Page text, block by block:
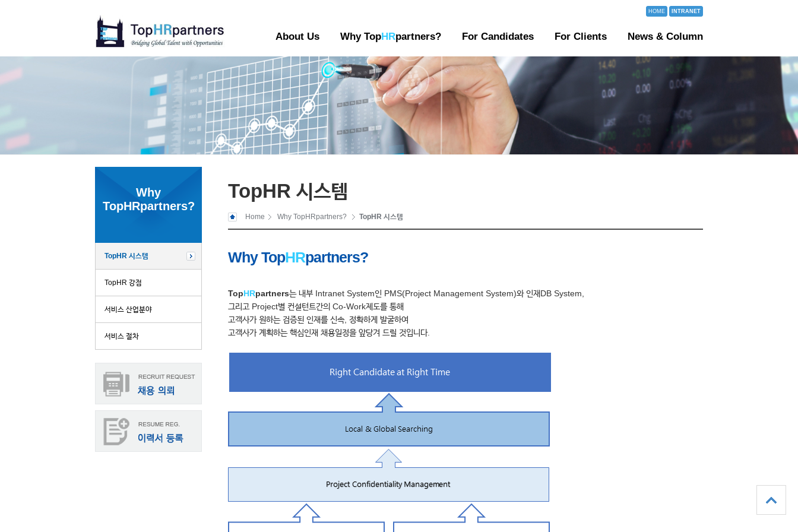
About Us Why TopHRpartners? For Candidates For Clients News & Column
HOME INTRANET
Why
TopHRpartners?
TopHR 시스템
TopHR 강점
서비스 산업분야
서비스 절차
TopHR 시스템
Home Why TopHRpartners? TopHR 시스템
Why TopHRpartners?
Top HRpartners는 내부 Intranet System인 PMS(Project Management System)와 인재DB System,
그리고 Project별 컨설턴트간의 Co-Work제도를 통해
고객사가 원하는 검증된 인재를 신속, 정확하게 발굴하여
고객사가 계획하는 핵심인재 채용일정을 앞당겨 드릴 것입니다.